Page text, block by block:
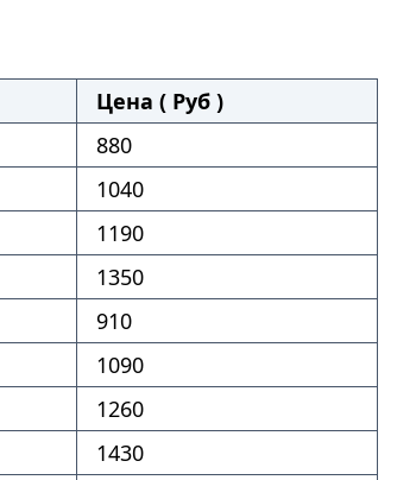
Цена ( Руб )
880
1040
1190
1350
910
1090
1260
1430